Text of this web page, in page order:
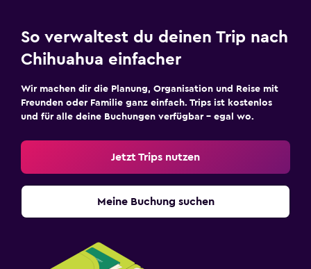
So verwaltest du deinen Trip nach
Chihuahua einfacher
Wir machen dir die Planung, Organisation und Reise mit
Freunden oder Familie ganz einfach. Trips ist kostenlos
und für alle deine Buchungen verfügbar – egal wo.
Jetzt Trips nutzen
Meine Buchung suchen